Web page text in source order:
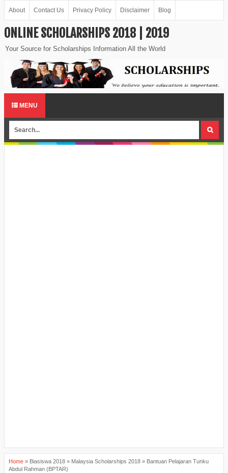
About Contact Us Privacy Policy Disclaimer Blog
ONLINE SCHOLARSHIPS 2018 | 2019
Your Source for Scholarships Information All the World
MENU
Home » Biasiswa 2018 » Malaysia Scholarships 2018 » Bantuan Pelajaran Tunku
Abdul Rahman (BPTAR)